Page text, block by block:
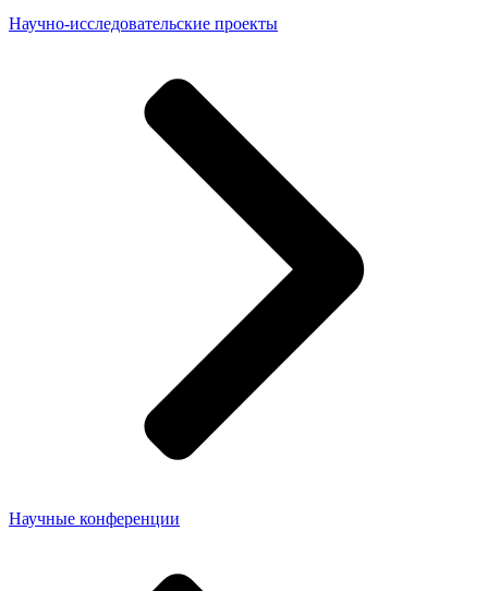
Научно-исследовательские проекты
Научные конференции